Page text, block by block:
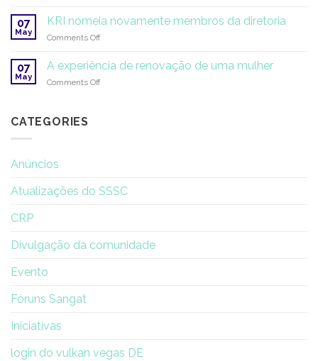
Yoga
especializado
07
May
KRI nomeia novamente membros da diretoria
Comments Offon
nomeia
novamente
07
May
A experiência de renovação de uma mulher
Comments Offon
CATEGORIES
Anúncios
Atualizações do SSSC
CRP
Divulgação da comunidade
Evento
Fóruns Sangat
Iniciativas
login do vulkan vegas DE